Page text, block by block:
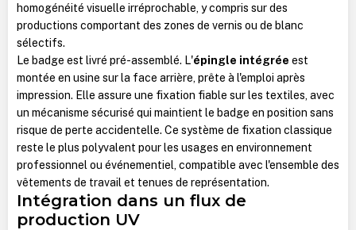
homogénéité visuelle irréprochable, y compris sur des
productions comportant des zones de vernis ou de blanc
sélectifs.
Le badge est livré pré-assemblé. L'épingle intégrée est
montée en usine sur la face arrière, prête à l'emploi après
impression. Elle assure une fixation fiable sur les textiles, avec
un mécanisme sécurisé qui maintient le badge en position sans
risque de perte accidentelle. Ce système de fixation classique
reste le plus polyvalent pour les usages en environnement
professionnel ou événementiel, compatible avec l'ensemble des
vêtements de travail et tenues de représentation.
Intégration dans un flux de
production UV